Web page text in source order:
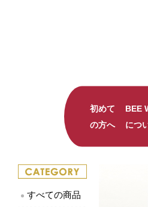
初めて
の方へ
BEE
につ
すべての商品